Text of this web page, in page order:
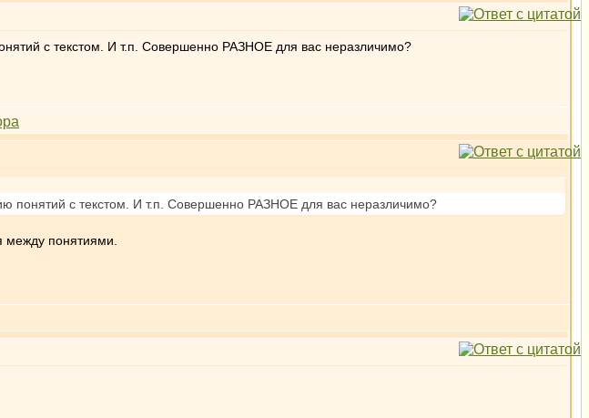
с текстом. И т.п. Совершенно РАЗНОЕ для вас неразличимо?
понятий с текстом. И т.п. Совершенно РАЗНОЕ для вас неразличимо?
между понятиями.